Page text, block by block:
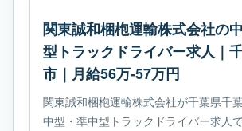
関東誠和梱枹運輸株式会社の
型トラックドライバー求人｜
市｜月給56万-57万円
関東誠和梱枹運輸株式会社が千葉県千
中型・準中型トラックドライバー求人